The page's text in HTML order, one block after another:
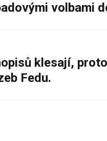
volbami
klesají,
Fedu.